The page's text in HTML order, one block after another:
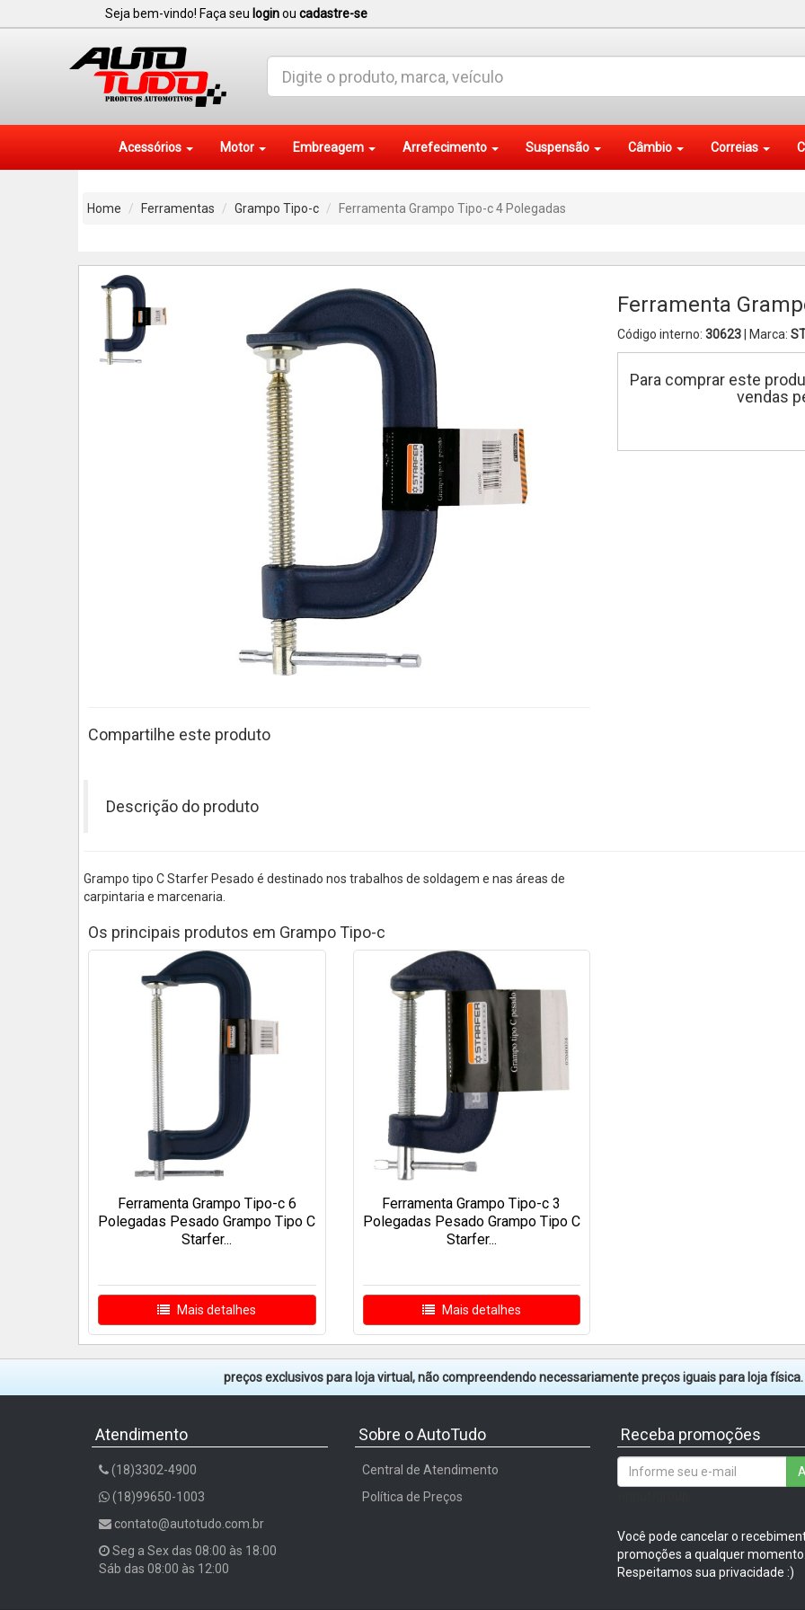
Seja bem-vindo! Faça seu loginou cadastre-se
Acessórios Motor Embreagem Arrefecimento Suspensão Câmbio Correias
Home Ferramentas Grampo Tipo-c Ferramenta Grampo Tipo-c 4 Polegadas
Compartilhe este produto
Ferramenta
Código interno: 30623 | Marca:
Para comprar este
vendas
Descrição do produto
Grampo tipo C Starfer Pesado é destinado nos trabalhos de soldagem e nas áreas de
carpintaria e marcenaria.
Os principais produtos em Grampo Tipo-c
Ferramenta Grampo Tipo-c 6
Polegadas Pesado Grampo Tipo C
Starfer...
Mais detalhes
Ferramenta Grampo Tipo-c 3
Polegadas Pesado Grampo Tipo C
Starfer...
Mais detalhes
preços exclusivos para loja virtual, não compreendendo necessariamente preços iguais para loja
Atendimento
(18)3302-4900
(18)99650-1003
contato@autotudo.com.br
Seg a Sex das 08:00 às 18:00
Sáb das 08:00 às 12:00
Sobre o AutoTudo
Central de Atendimento
Política de Preços
Receba promoções
Você pode cancelar o
promoções a qualquer momento.
Respeitamos sua privacidade :)